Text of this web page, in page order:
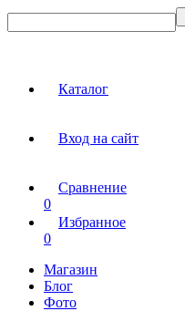
Каталог
Вход на сайт
Сравнение
0
Избранное
0
Магазин
Блог
Фото